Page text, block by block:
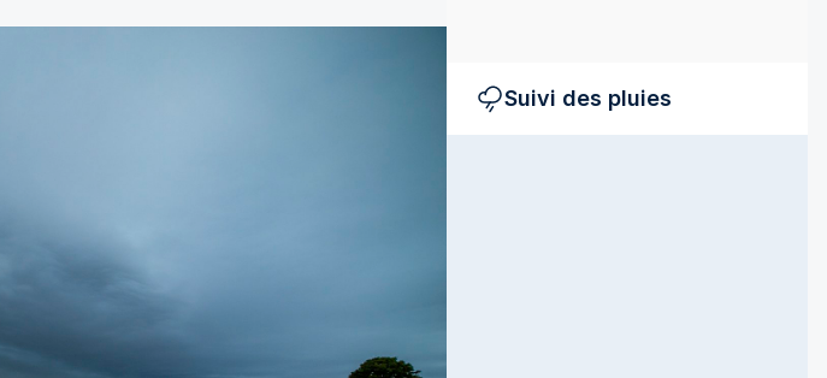
Suivi des pluies